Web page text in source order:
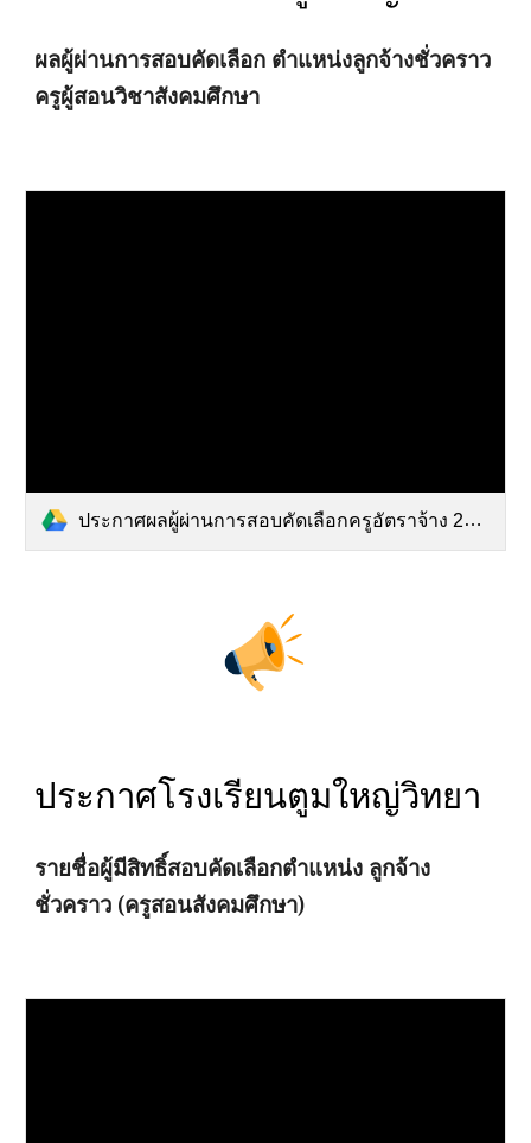
ผลผู้ผ่านการสอบคัดเลือก ตำแหน่งลูกจ้างชั่วคราว
ครูผู้สอนวิชาสังคมศึกษา
ประกาศผลผู้ผ่านการสอบคัดเลือกครูอัตราจ้าง 2569.pdf
ประกาศโรงเรียนตูมใหญ่วิทยา
รายชื่อผู้มีสิทธิ์สอบคัดเลือกตำแหน่ง ลูกจ้าง
ชั่วคราว (ครูสอนสังคมศึกษา)